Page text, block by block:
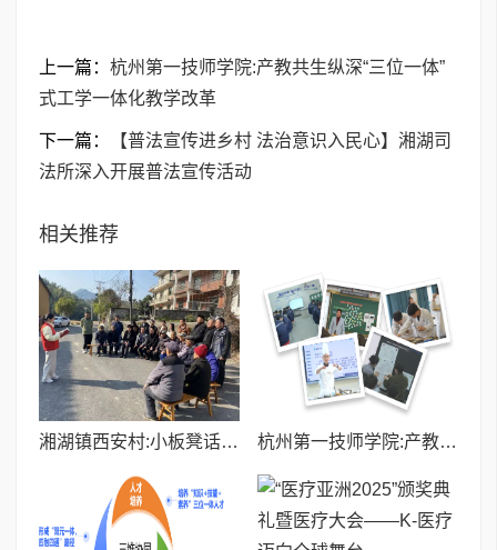
上一篇： 杭州第一技师学院:产教共生纵深“三位一体”
式工学一体化教学改革
下一篇：
【​普法宣传进乡村 法治意识入民心】湘湖司
法所深入开展普法宣传活动
相关推荐
湘湖镇西安村:小板凳话民生 微宣讲润民心 杭州第一技师学院:产教共生纵深“三位一体”式工学一体化教学改革